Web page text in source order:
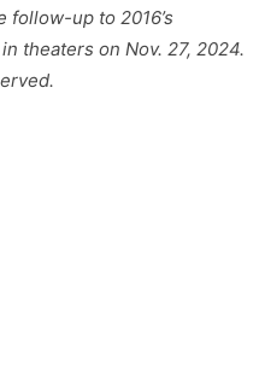
up to 2016’s
theaters on Nov. 27, 2024.